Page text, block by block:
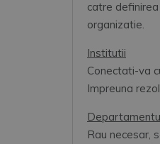
catre
organizatie.
Institutii
Conectati-va
Impreuna
Rau necesar,